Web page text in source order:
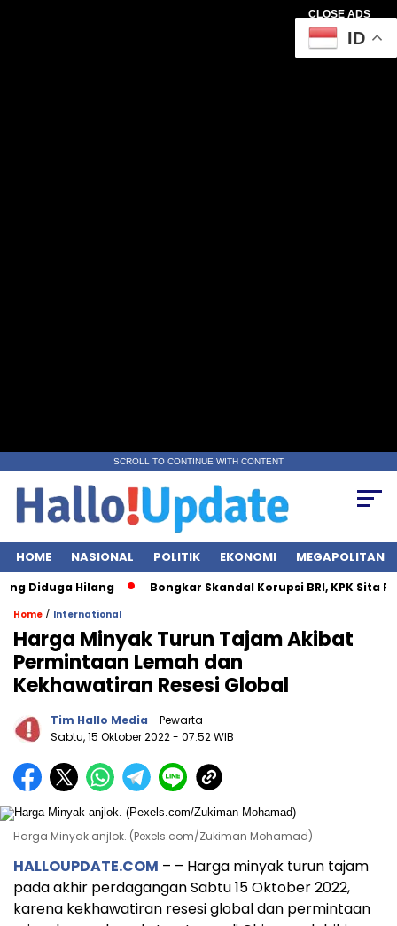
CLOSE ADS
SCROLL TO CONTINUE WITH CONTENT
HOME NASIONAL POLITIK EKONOMI MEGAPOLITAN
Hilang Bongkar Skandal Korupsi BRI, KPK Sita Rp28
Home / International
Harga Minyak Turun Tajam Akibat
Permintaan Lemah dan
Kekhawatiran Resesi Global
Tim Hallo Media - Pewarta
Sabtu, 15 Oktober 2022- 07:52 WIB
Harga Minyak anjlok. (Pexels.com/Zukiman Mohamad)
HALLOUPDATE.COM – – Harga minyak turun tajam
pada akhir perdagangan Sabtu 15 Oktober 2022,
karena kekhawatiran resesi global dan permintaan
ID